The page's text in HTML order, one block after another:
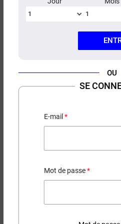
OU
SE
E-mail
Mot de passe
KIT DRAG H40
EN